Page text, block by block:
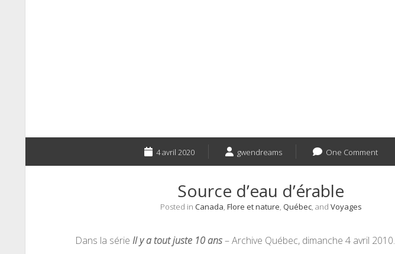
4 avril 2020 gwendreams One Comment
Source d’eau d’érable
Posted in Canada, Flore et nature, Québec, and Voyages
Dans la série Il y a tout juste 10 ans– Archive Québec, dimanche 4 avril 2010.